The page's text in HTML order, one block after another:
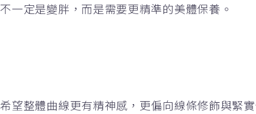
一定是變胖，而是需要更精準的美體保養。
望整體曲線更有精神感，更偏向線條修飾與緊